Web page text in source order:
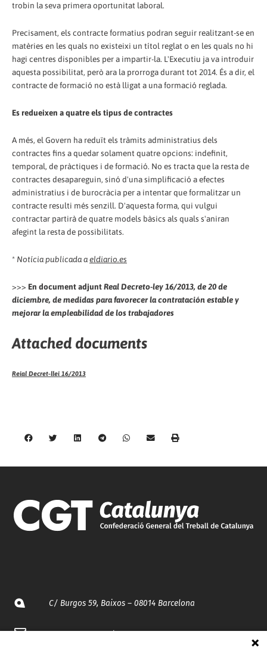
trobin la seva primera oportunitat laboral.
Precisament, els contracte formatius podran seguir realitzant-se en
matèries en les quals no existeixi un títol reglat o en les quals no hi
hagi centres disponibles per a impartir-la. L'Executiu ja va introduir
aquesta possibilitat, però ara la prorroga durant tot 2014. És a dir, el
contracte de formació no està lligat a una formació reglada.
Es redueixen a quatre els tipus de contractes
A més, el Govern ha reduït els tràmits administratius dels
contractes fins a quedar solament quatre opcions: indefinit,
temporal, de pràctiques i de formació. No es tracta que la resta de
contractes desapareguin, sinó d'una simplificació a efectes
administratius i de burocràcia per a intentar que formalitzar un
contracte resulti més senzill. D'aquesta forma, qui vulgui
contractar partirà de quatre models bàsics als quals s'aniran
afegint la resta de possibilitats.
* Notícia publicada aeldiario.es
>>> En document adjuntReal Decreto-ley 16/2013, de 20 de
diciembre, de medidas para favorecer la contratación estable y
mejorar la empleabilidad de los trabajadores
Attached documents
Reial Decret-llei 16/2013
C/ Burgos 59, Baixos – 08014 Barcelona
spccc@spcgtcatalunya.cat